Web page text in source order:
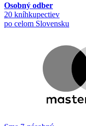
Osobný odber
20 kníhkupectiev
po celom Slovensku